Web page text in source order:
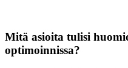
Mitä asioita tulisi
optimoinnissa?